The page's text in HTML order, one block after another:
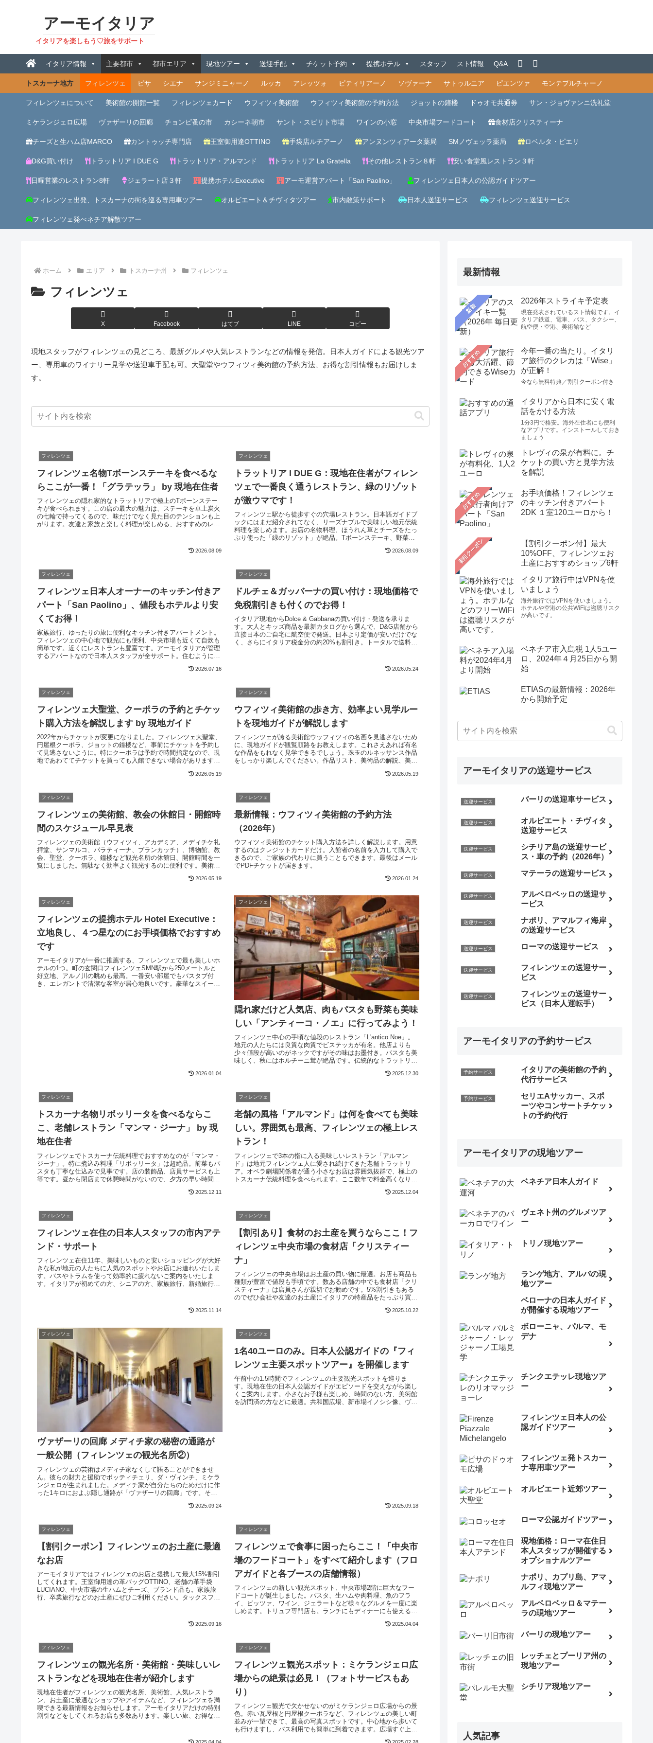
アーモイタリア
イタリアを楽しもう♡旅をサポート
イタリア情報 主要都市 都市エリア 現地ツアー 送迎手配 チケット予約 提携ホテル スタッフ スト情報 Q&A
トスカーナ地方 フィレンツェ ピサ シエナ サンジミニャーノ ルッカ アレッツォ ピティリアーノ ソヴァーナ サトゥルニア ピエンツァ モンテプルチャーノ
フィレンツェについて 美術館の開館一覧 フィレンツェカード ウフィツィ美術館 ウフィツィ美術館の予約方法 ジョットの鐘楼 ドゥオモ共通券 サン・ジョヴァンニ洗礼堂
ミケランジェロ広場 ヴァザーリの回廊 チョンピ蚤の市 カシーネ朝市 サント・スピリト市場 ワインの小窓 中央市場フードコート 食材店クリスティーナ
チーズと生ハム店MARCO カントゥッチ専門店 王室御用達OTTINO 手袋店ルチアーノ アンヌンツィアータ薬局 SMノヴェッラ薬局 ロベルタ・ピエリ
D&G買い付け トラットリア I DUE G トラットリア・アルマンド トラットリア La Gratella その他レストラン８軒 安い食堂風レストラン３軒
日曜営業のレストラン8軒 ジェラート店３軒 提携ホテルExecutive アーモ運営アパート「San Paolino」 フィレンツェ日本人の公認ガイドツアー
フィレンツェ出発、トスカーナの街を巡る専用車ツアー オルビエート＆チヴィタツアー 市内散策サポート 日本人送迎サービス フィレンツェ送迎サービス
フィレンツェ発べネチア解散ツアー
ホーム エリア トスカーナ州 フィレンツェ
フィレンツェ
X Facebook はてブ LINE コピー
現地スタッフがフィレンツェの見どころ、最新グルメや人気レストランなどの情報を発信。日本人ガイドによる観光ツア
ー、専用車のワイナリー見学や送迎車手配も可。大聖堂やウフィツィ美術館の予約方法、お得な割引情報もお届けしま
す。
フィレンツェ
フィレンツェ名物Tボーンステーキを食べるな
らここが一番！「グラテッラ」 by 現地在住者
フィレンツェの隠れ家的なトラットリアで極上のTボーンステー
キが食べられます。この店の最大の魅力は、ステーキを卓上炭火
の七輪で持ってくるので、味だけでなく見た目のテンションも上
がります。友達と家族と楽しく料理が楽しめる、おすすめのレス
2026.08.09
フィレンツェ
トラットリア I DUE G：現地在住者がフィレン
ツェで一番良く通うレストラン、緑のリゾット
が激ウマです！
フィレンツェ駅から徒歩すぐの穴場レストラン。日本語ガイドブ
ックにはまだ紹介されてなく、リーズナブルで美味しい地元伝統
料理を楽しめます。お店の名物料理、ほうれん草とチーズをたっ
ぷり使った「緑のリゾット」が絶品。Tボーンステーキ、野菜の
2026.08.09
フィレンツェ
フィレンツェ日本人オーナーのキッチン付きア
パート「San Paolino」、値段もホテルより安
くてお得！
家族旅行、ゆったりの旅に便利なキッチン付きアパートメント。
フィレンツェの中心地で観光にも便利、中央市場も近くて自炊も
簡単です。近くにレストランも豊富です。アーモイタリアが管理
するアパートなので日本人スタッフが全サポート。住むようにフ
2026.07.16
フィレンツェ
ドルチェ＆ガッバーナの買い付け：現地価格で
免税割引きも付くのでお得！
イタリア現地からDolce & Gabbanaの買い付け・発送を承りま
す。大人とキッズ商品を最新カタログから選んで、D&G店舗から
直接日本のご自宅に航空便で発送。日本より定価が安いだけでな
く、さらにイタリア税金分の約20%も割引き。トータルで送料と
2026.05.24
フィレンツェ
フィレンツェ大聖堂、クーポラの予約とチケッ
ト購入方法を解説します by 現地ガイド
2022年からチケットが変更になりました。フィレンツェ大聖堂、
円屋根クーポラ、ジョットの鐘楼など、事前にチケットを予約し
て見逃さないように。特にクーポラは予約で時間指定なので、現
地であわててチケットを買っても入館できない場合があります。
2026.05.19
フィレンツェ
ウフィツィ美術館の歩き方、効率よい見学ルー
トを現地ガイドが解説します
フィレンツェが誇る美術館ウッフィツィの名画を見逃さないため
に、現地ガイドが観覧順路をお教えします。これさえあれば有名
な作品をもれなく見学できるでしょう。珠玉のルネッサンス作品
をしっかり楽しんでください。作品リスト、美術品の解説、美術
2026.05.19
フィレンツェ
フィレンツェの美術館、教会の休館日・開館時
間のスケジュール早見表
フィレンツェの美術館（ウフィツィ、アカデミア、メディチケ礼
拝堂、サンマルコ、パラティーナ、ブランカッチ）、博物館、教
会、聖堂、クーポラ、鐘楼など観光名所の休館日、開館時間を一
覧にしました。無駄なく効率よく観光するのに便利です。美術館
2026.05.19
フィレンツェ
最新情報：ウフィツィ美術館の予約方法
（2026年）
ウフィツィ美術館のチケット購入方法を詳しく解説します。用意
するのはクレジットカードだけ。入館者の名前を入力して購入で
きるので、ご家族の代わりに買うこともできます。最後はメール
でPDFチケットが届きます。
2026.01.24
フィレンツェ
フィレンツェの提携ホテル Hotel Executive：
立地良し、４つ星なのにお手頃価格でおすすめ
です
アーモイタリアが一番に推薦する、フィレンツェで最も美しいホ
テルの1つ。町の玄関口フィレンツェSMN駅から250メートルと
好立地、アルノ川の眺めも最高。一番安い部屋でもバスタブ付
き、エレガントで清潔な客室が居心地良いです。豪華なスイート
2026.01.04
フィレンツェ
隠れ家だけど人気店、肉もパスタも野菜も美味
しい「アンティーコ・ノエ」に行ってみよう！
フィレンツェ中心の手頃な値段のレストラン「L'antico Noe」。
地元の人たちには良質な肉質でビステッカが有名。他店よりも
少々値段が高いのがネックですがその味はお墨付き。パスタも美
味しく、秋にはポルチーニ茸が絶品です。伝統的なトラットリア
2025.12.30
フィレンツェ
トスカーナ名物リボッリータを食べるならこ
こ、老舗レストラン「マンマ・ジーナ」 by 現
地在住者
フィレンツェでトスカーナ伝統料理でおすすめなのが「マンマ・
ジーナ」。特に煮込み料理「リボッリータ」は超絶品。前菜もパ
スタも丁寧な仕込みで見事です。店の装飾品、店員サービスも上
等です。昼から閉店まで休憩時間がないので、夕方の早い時間か
2025.12.11
フィレンツェ
老舗の風格「アルマンド」は何を食べても美味
しい。雰囲気も最高、フィレンツェの極上レス
トラン！
フィレンツェで3本の指に入る美味しいレストラン「アルマン
ド」は地元フィレンツェ人に愛され続けてきた老舗トラットリ
ア。オペラ劇場関係者が通う小さなお店は雰囲気抜群で、極上の
トスカーナ伝統料理を食べられます。ここ数年で料金高くなりま
2025.12.04
フィレンツェ
フィレンツェ在住の日本人スタッフの市内アテ
ンド・サポート
フィレンツェ在住11年、美味しいものと安いショッピングが大好
きな私が地元の人たちに人気のスポットやお店にお連れいたしま
す。バスやトラムを使って効率的に疲れないご案内をいたしま
す。イタリアが初めての方、シニアの方、家族旅行、新婚旅行な
2025.11.14
フィレンツェ
【割引あり】食材のお土産を買うならここ！フ
ィレンツェ中央市場の食材店「クリスティー
ナ」
フィレンツェの中央市場はお土産の買い物に最適。お店も商品も
種類が豊富で値段も手頃です。数ある店舗の中でも食材店「クリ
スティーナ」は店員さんが親切でお勧めです。5%割引きもある
のでぜひ会社や友達のお土産にイタリアの特産品をたっぷり買っ
2025.10.22
フィレンツェ
ヴァザーリの回廊 メディチ家の秘密の通路が
一般公開（フィレンツェの観光名所②）
フィレンツェの芸術はメディチ家なくして語ることができませ
ん。彼らの財力と援助でボッティチェリ、ダ・ヴィンチ、ミケラ
ンジェロが生まれました。メディチ家が自分たちのためだけに作
った1キロにおよぶ隠し通路が「ヴァザーリの回廊」です。その
2025.09.24
フィレンツェ
1名40ユーロのみ。日本人公認ガイドの『フィ
レンツェ主要スポットツアー』を開催します
午前中の1.5時間でフィレンツェの主要観光スポットを巡りま
す。現地在住の日本人公認ガイドがエピソードを交えながら楽し
くご案内します。小さなお子様も楽しめ、時間のない方、美術館
を訪問済の方などに最適。共和国広場、新市場イノシシ像、ヴェ
2025.09.18
フィレンツェ
【割引クーポン】フィレンツェのお土産に最適
なお店
アーモイタリアではフィレンツェのお店と提携して最大15%割引
してくれます。王室御用達の革バッグOTTINO、老舗の革手袋
LUCIANO、中央市場の生ハムとチーズ、ブランド品も。家族旅
行、卒業旅行などのお土産にぜひご利用ください。タックスフリ
2025.09.16
フィレンツェ
フィレンツェで食事に困ったらここ！「中央市
場のフードコート」をすべて紹介します（フロ
アガイドと各ブースの店舗情報）
フィレンツェの新しい観光スポット、中央市場2階に巨大なフー
ドコートが誕生しました。パスタ、生ハムや肉料理、魚のフラ
イ、ピッツァ、ワイン、ジェラートなど様々なグルメを一度に楽
しめます。トリュフ専門店も。ランチにもディナーにも使える便
2025.04.04
フィレンツェ
フィレンツェの観光名所・美術館・美味しいレ
ストランなどを現地在住者が紹介します
現地在住者がフィレンツェの観光名所、美術館、人気レストラ
ン、お土産に最適なショップやアイテムなど、フィレンツェを満
喫できる最新情報をお知らせします。アーモイタリアだけの特別
割引などをしてくれるお店も多数あります。楽しい旅、お得な旅
フィレンツェ
フィレンツェ観光スポット：ミケランジェロ広
場からの絶景は必見！（フォトサービスもあ
り）
フィレンツェ観光で欠かせないのがミケランジェロ広場からの景
色。赤い瓦屋根と円屋根クーポラなど、フィレンツェの美しい町
並みが一望できて、最高の写真スポットです。中心地から歩いて
も行けますし、バス利用でも簡単に到着できます。広場すぐ上の
最新情報
新着
2026年ストライキ予定表
現在発表されているスト情報です。イ
タリア鉄道、電車、バス、タクシー、
航空便・空港、美術館など
おすすめ
今年一番の当たり。イタリ
ア旅行のクレカは「Wise」
が正解！
今なら無料特典／割引クーポン付き
イタリアから日本に安く電
話をかける方法
1分3円で格安。海外在住者にも便利
なアプリです。インストールしておき
ましょう
トレヴィの泉が有料に。チ
ケットの買い方と見学方法
を解説
おすすめ
お手頃価格！フィレンツェ
のキッチン付きアパート
2DK １室120ユーロから！
【割引クーポン付】最大
10%OFF、フィレンツェお
土産におすすめショップ6軒
イタリア旅行中はVPNを使
いましょう
海外旅行ではVPNを使いましょう。
ホテルや空港の公共WiFiは盗聴リスク
が高いです。
ベネチア市入島税 1人5ユー
ロ、2024年４月25日から開
始
ETIASの最新情報：2026年
から開始予定
アーモイタリアの送迎サービス
送迎サービス バーリの送迎車サービス
送迎サービス
オルビエート・チヴィタ
送迎サービス
送迎サービス
シチリア島の送迎サービ
ス・車の予約（2026年）
送迎サービス マテーラの送迎サービス
送迎サービス
アルベロベッロの送迎サ
ービス
送迎サービス
ナポリ、アマルフィ海岸
の送迎サービス
送迎サービス ローマの送迎サービス
送迎サービス
フィレンツェの送迎サー
ビス
送迎サービス
フィレンツェの送迎サー
ビス（日本人運転手）
アーモイタリアの予約サービス
予約サービス
イタリアの美術館の予約
代行サービス
予約サービス
セリエAサッカー、スポ
ーツやコンサートチケッ
トの予約代行
アーモイタリアの現地ツアー
ベネチア日本人ガイド
ヴェネト州のグルメツア
ー
トリノ現地ツアー
ランゲ地方、アルバの現
地ツアー
ベローナの日本人ガイド
が開催する現地ツアー
ボローニャ、パルマ、モ
デナ
チンクエテッレ現地ツア
ー
フィレンツェ日本人の公
認ガイドツアー
フィレンツェ発トスカー
ナ専用車ツアー
オルビエート近郊ツアー
ローマ公認ガイドツアー
現地価格：ローマ在住日
本人スタッフが開催する
オプショナルツアー
ナポリ、カプリ島、アマ
ルフィ現地ツアー
アルベロベッロ＆マテー
ラの現地ツアー
バーリの現地ツアー
レッチェとプーリア州の
現地ツアー
シチリア現地ツアー
人気記事